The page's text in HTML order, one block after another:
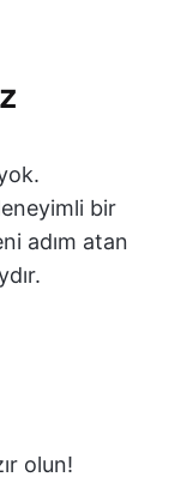
bir
adım atan
olun!